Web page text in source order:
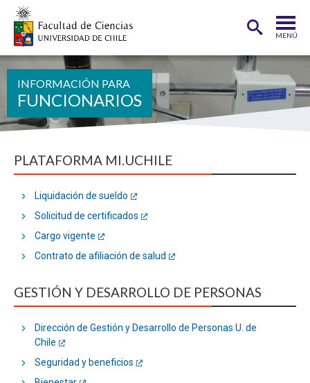
MENÚ
PORTADA
FACULTAD
DEPARTAMENTOS
CARRERAS
INVESTIGACIÓN
FUNCIONARIOS EGRESADOS
FUNCIONARIOS
PLATAFORMA MI.UCHILE
Liquidación de sueldo
Solicitud de certificados
Cargo vigente
Contrato de afiliación de salud
GESTIÓN Y DESARROLLO DE PERSONAS
Dirección de Gestión y Desarrollo de Personas U. de
Chile
Seguridad y beneficios